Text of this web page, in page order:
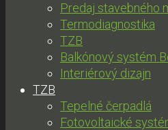
Predaj stavebného
Termodiagnostika
TZB
Balkónový systém
Interiérový dizajn
TZB
Tepelné čerpadlá
Fotovoltaické